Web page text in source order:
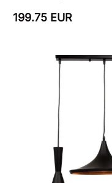
199.75 EUR